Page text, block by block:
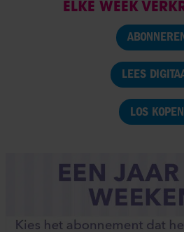
ELKE WEEK
LEES
LOS KOPEN